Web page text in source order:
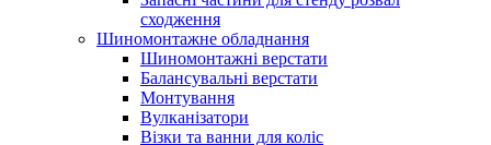
сходження
Шиномонтажне обладнання
Шиномонтажні верстати
Балансувальні верстати
Монтування
Вулканізатори
Візки та ванни для коліс